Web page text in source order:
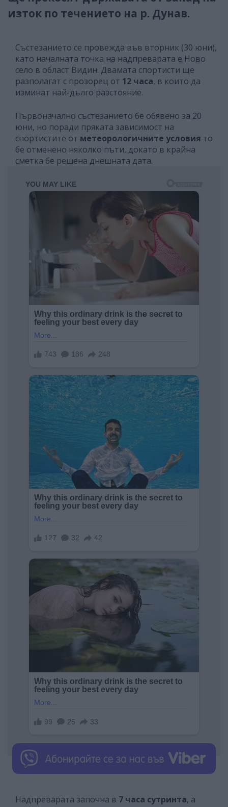
изток по течението на р. Дунав.
Състезанието се провежда във вторник (30 юни),
като началната точка на надпреварата е Ново
село в област Видин. Двамата спортисти ще
разполагат с прозорец от 12 часа, в които да
изминат най-дълго разстояние.
Първоначално състезанието бе обявено за 20
юни, но поради пряката зависимост на
спортистите от метеорологичните условия то
бе отменено няколко пъти, докато в крайна
сметка бе решена днешната дата.
Надпреварата започна в 7 часа сутринта, а